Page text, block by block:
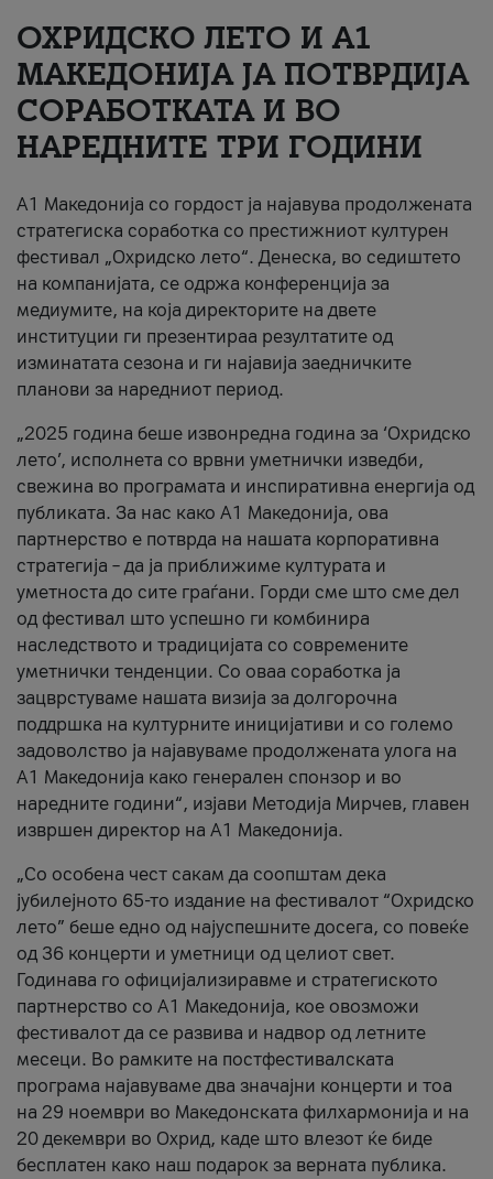
#ПодобарОнлајн
ОХРИДСКО ЛЕТО И A1
МАКЕДОНИЈА ЈА ПОТВРДИЈА
СОРАБОТКАТА И ВО
НАРЕДНИТЕ ТРИ ГОДИНИ
A1 Македонија со гордост ја најавува продолжената
стратегиска соработка со престижниот културен
фестивал „Охридско лето“. Денеска, во седиштето
на компанијата, се одржа конференција за
медиумите, на која директорите на двете
институции ги презентираа резултатите од
изминатата сезона и ги најавија заедничките
планови за наредниот период.
„2025 година беше извонредна година за ‘Охридско
лето’, исполнета со врвни уметнички изведби,
свежина во програмата и инспиративна енергија од
публиката. За нас како A1 Македонија, ова
партнерство е потврда на нашата корпоративна
стратегија – да ја приближиме културата и
уметноста до сите граѓани. Горди сме што сме дел
од фестивал што успешно ги комбинира
наследството и традицијата со современите
уметнички тенденции. Со оваа соработка ја
зацврстуваме нашата визија за долгорочна
поддршка на културните иницијативи и со големо
задоволство ја најавуваме продолжената улога на
A1 Македонија како генерален спонзор и во
наредните години“, изјави Методија Мирчев, главен
извршен директор на A1 Македонија.
„Со особена чест сакам да соопштам дека
јубилејното 65-то издание на фестивалот “Охридско
лето” беше едно од најуспешните досега, со повеќе
од 36 концерти и уметници од целиот свет.
Годинава го официјализиравме и стратегиското
партнерство со А1 Македонија, кое овозможи
фестивалот да се развива и надвор од летните
месеци. Во рамките на постфестивалската
програма најавуваме два значајни концерти и тоа
на 29 ноември во Македонската филхармонија и на
20 декември во Охрид, каде што влезот ќе биде
бесплатен како наш подарок за верната публика.